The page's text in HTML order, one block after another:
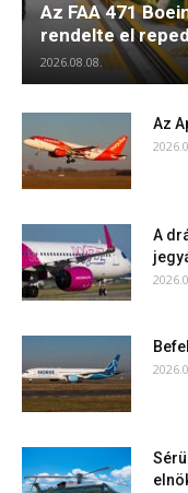
Az FAA 471
rendelte el
2026.08.08.
Az
A